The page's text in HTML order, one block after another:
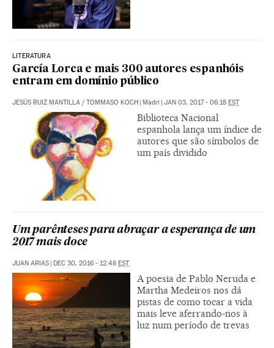
LITERATURA
García Lorca e mais 300 autores espanhóis
entram em domínio público
JESÚS RUIZ MANTILLA / TOMMASO KOCH Madri JAN 03, 2017 - 06:18 EST
Biblioteca Nacional
espanhola lança um índice de
autores que são símbolos de
um país dividido
Um parênteses para abraçar a esperança de um
2017 mais doce
JUAN ARIAS DEC 30, 2016 - 12:48 EST
A poesia de Pablo Neruda e
Martha Medeiros nos dá
pistas de como tocar a vida
mais leve aferrando-nos à
luz num período de trevas